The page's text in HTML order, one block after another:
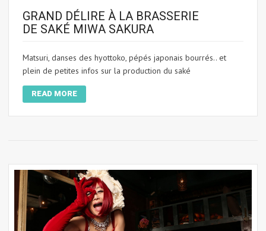
GRAND DÉLIRE À LA BRASSERIE
DE SAKÉ MIWA SAKURA
Matsuri, danses des hyottoko, pépés japonais bourrés.. et
plein de petites infos sur la production du saké
READ MORE